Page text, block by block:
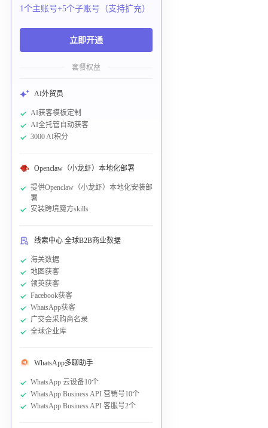
1个主账号+5个子账号（支持扩充）
立即开通
套餐权益
AI外贸员
AI获客模板定制
AI全托管自动获客
3000 AI积分
Openclaw（小龙虾）本地化部署
提供Openclaw（小龙虾）本地化安装部
署
安装跨境魔方skills
线索中心 全球B2B商业数据
海关数据
地图获客
领英获客
Facebook获客
WhatsApp获客
广交会采购商名录
全球企业库
WhatsApp多聊助手
WhatsApp 云设备10个
WhatsApp Business API 营销号10个
WhatsApp Business API 客服号2个